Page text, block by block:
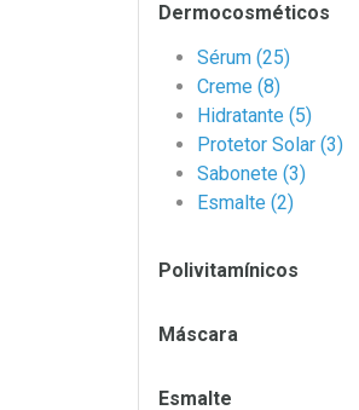
Dermocosméticos
Sérum (25)
Creme (8)
Hidratante (5)
Protetor Solar (3)
Sabonete (3)
Esmalte (2)
Polivitamínicos
Máscara
Esmalte